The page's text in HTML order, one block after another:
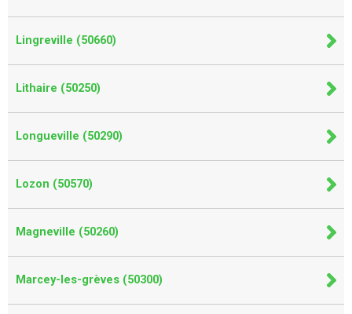
Lingreville (50660)
Lithaire (50250)
Longueville (50290)
Lozon (50570)
Magneville (50260)
Marcey-les-grèves (50300)